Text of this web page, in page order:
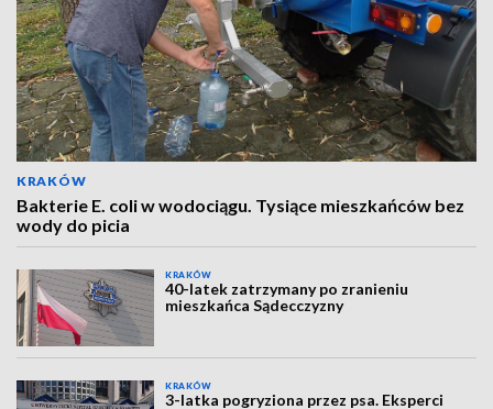
KRAKÓW
Bakterie E. coli w wodociągu. Tysiące mieszkańców bez
wody do picia
KRAKÓW
40-latek zatrzymany po zranieniu
mieszkańca Sądecczyzny
KRAKÓW
3-latka pogryziona przez psa. Eksperci